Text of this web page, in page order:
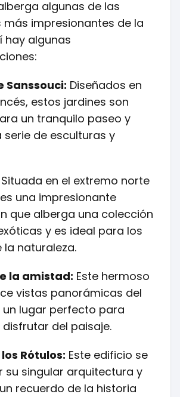
algunas de las
impresionantes de la
hay algunas
Sanssouci: Diseñados en
estos jardines son
un tranquilo paseo y
serie de esculturas y
Situada en el extremo norte
una impresionante
que alberga una colección
y es ideal para los
naturaleza.
la amistad: Este hermoso
vistas panorámicas del
un lugar perfecto para
del paisaje.
Rótulos: Este edificio se
su singular arquitectura y
recuerdo de la historia